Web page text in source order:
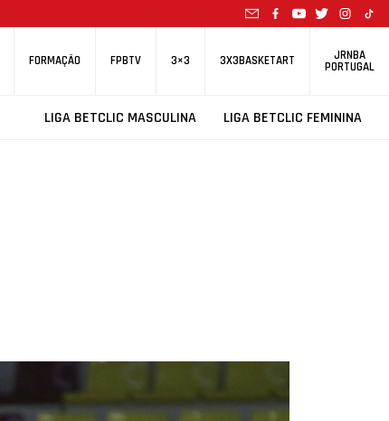
FORMAÇÃO FPBTV 3×3 3X3BASKETART JRNBA
PORTUGAL
LIGA BETCLIC MASCULINA LIGA BETCLIC FEMININA